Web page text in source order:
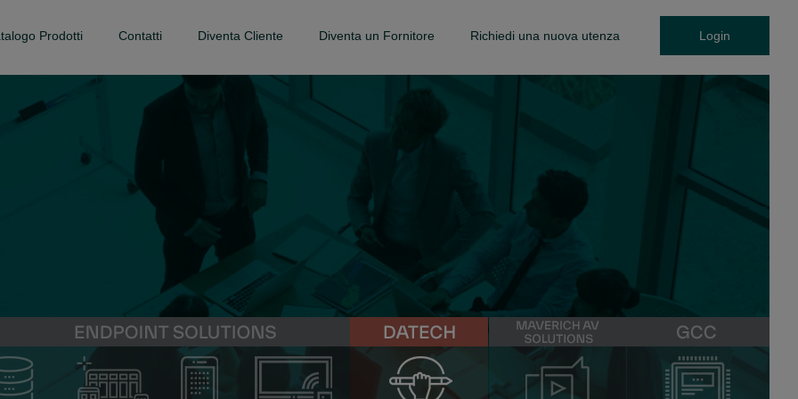
Prodotti Contatti Diventa Cliente Diventa un Fornitore Richiedi una nuova utenza Login